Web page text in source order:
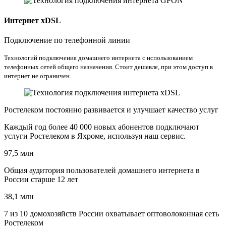
Интернет xDSL
Подключение по телефонной линии
Технологий подключения домашнего интернета с использованием
телефонных сетей общего назначения. Стоит дешевле, при этом доступ в
интернет не ограничен.
Ростелеком постоянно развивается и улучшает качество услуг
Каждый год более 40 000 новых абонентов подключают
услуги Ростелеком в Яхроме, используя наш сервис.
97,5 млн
Общая аудитория пользователей домашнего интернета в
России старше 12 лет
38,1 млн
7 из 10 домохозяйств России охватывает оптоволоконная сеть
Ростелеком